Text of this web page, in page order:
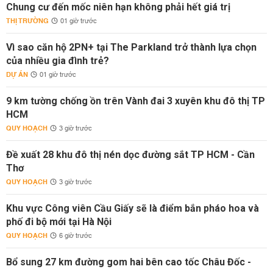
Chung cư đến mốc niên hạn không phải hết giá trị
THỊ TRƯỜNG 01 giờ trước
Vì sao căn hộ 2PN+ tại The Parkland trở thành lựa chọn
của nhiều gia đình trẻ?
DỰ ÁN 01 giờ trước
9 km tường chống ồn trên Vành đai 3 xuyên khu đô thị TP
HCM
QUY HOẠCH 3 giờ trước
Đề xuất 28 khu đô thị nén dọc đường sắt TP HCM - Cần
Thơ
QUY HOẠCH 3 giờ trước
Khu vực Công viên Cầu Giấy sẽ là điểm bắn pháo hoa và
phố đi bộ mới tại Hà Nội
QUY HOẠCH 6 giờ trước
Bổ sung 27 km đường gom hai bên cao tốc Châu Đốc -